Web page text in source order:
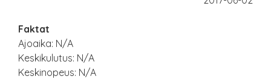
Faktat
Ajoaika: N/A
Keskikulutus: N/A
Keskinopeus: N/A